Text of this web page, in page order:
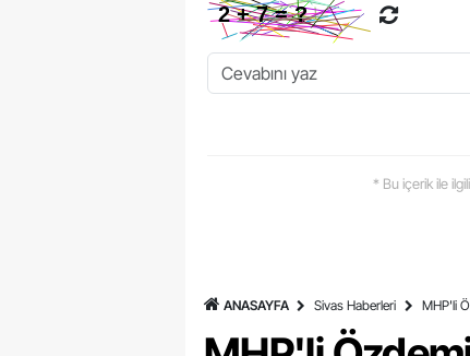
* Bu içerik ile
ANASAYFA Sivas Haberleri MHP'li